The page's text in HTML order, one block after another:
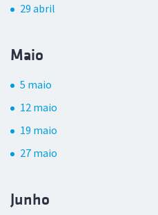
29 abril
Maio
5 maio
12 maio
19 maio
27 maio
Junho